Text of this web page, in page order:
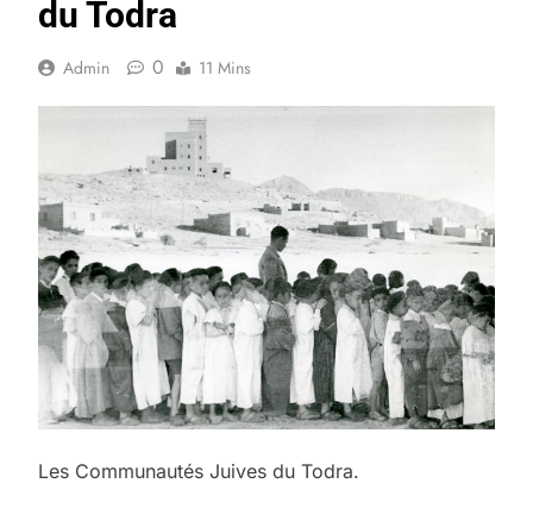
du Todra
Admin 0 11 Mins
Les Communautés Juives du Todra.